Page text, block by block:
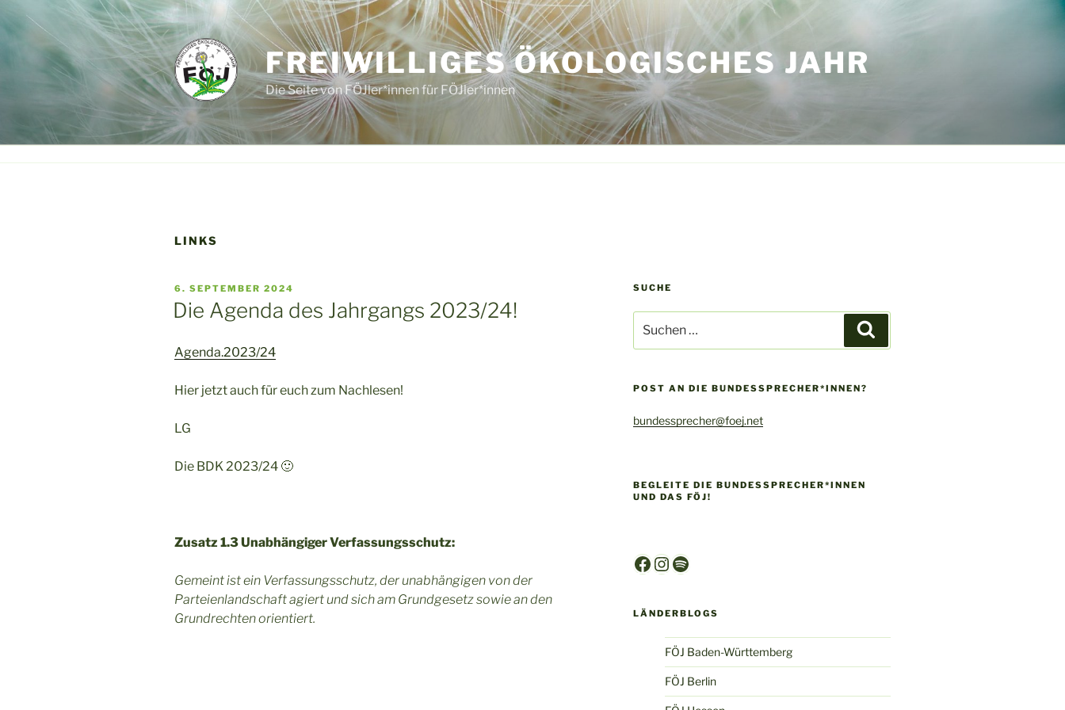
springen
FREIWILLIGES ÖKOLOGISCHES JAHR
Die Seite von FÖJler*innen für FÖJler*innen
LINKS
VERÖFFENTLICHT
AM
6. SEPTEMBER 2024
Die Agenda des Jahrgangs 2023/24!
Agenda.2023/24
Hier jetzt auch für euch zum Nachlesen!
LG
Die BDK 2023/24 🙂
Zusatz 1.3 Unabhängiger Verfassungsschutz:
Gemeint ist ein Verfassungsschutz, der unabhängigen von der
Parteienlandschaft agiert und sich am Grundgesetz sowie an den
Grundrechten orientiert.
SUCHE
nach:
POST AN DIE BUNDESSPRECHER*INNEN?
bundessprecher@foej.net
BEGLEITE DIE BUNDESSPRECHER*INNEN
UND DAS FÖJ!
Facebook
Instagram
Spotify
LÄNDERBLOGS
FÖJ Baden-Württemberg
FÖJ Berlin